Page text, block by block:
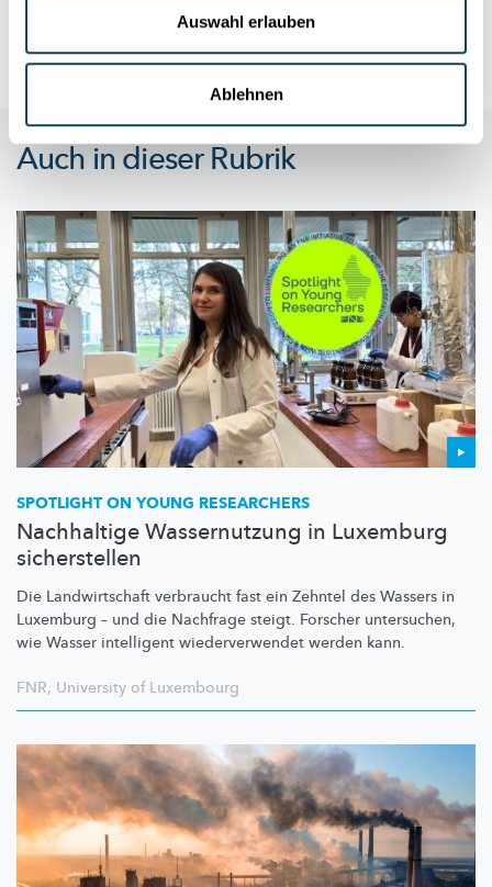
Auswahl erlauben
Ablehnen
Auch in dieser Rubrik
SPOTLIGHT ON YOUNG RESEARCHERS
Nachhaltige Wassernutzung in Luxemburg
sicherstellen
Die Landwirtschaft verbraucht fast ein Zehntel des Wassers in
Luxemburg – und die Nachfrage steigt. Forscher untersuchen,
wie Wasser intelligent wiederverwendet werden kann.
FNR, University of Luxembourg